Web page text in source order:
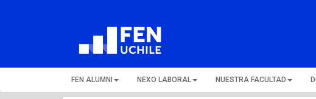
FEN ALUMNI NEXO LABORAL NUESTRA FACULTAD